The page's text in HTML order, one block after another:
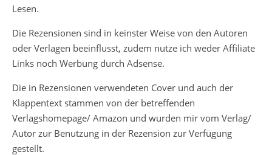
Lesen.
Die Rezensionen sind in keinster Weise von den Autoren
oder Verlagen beeinflusst, zudem nutze ich weder Affiliate
Links noch Werbung durch Adsense.
Die in Rezensionen verwendeten Cover und auch der
Klappentext stammen von der betreffenden
Verlagshomepage/ Amazon und wurden mir vom Verlag/
Autor zur Benutzung in der Rezension zur Verfügung
gestellt.